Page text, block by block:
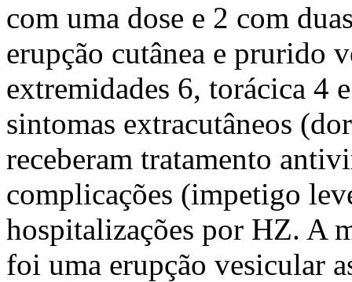
com uma dose e 2 com
erupção cutânea e prurido
extremidades 6, torácica 4
sintomas extracutâneos
receberam tratamento
complicações (impetigo
hospitalizações por HZ. A
foi uma erupção vesicular